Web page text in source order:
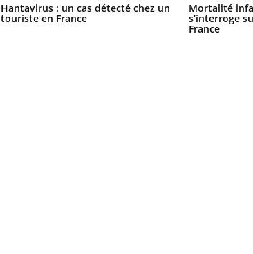
Hantavirus : un cas détecté chez un
touriste en France
Mortalité
s’interroge
France